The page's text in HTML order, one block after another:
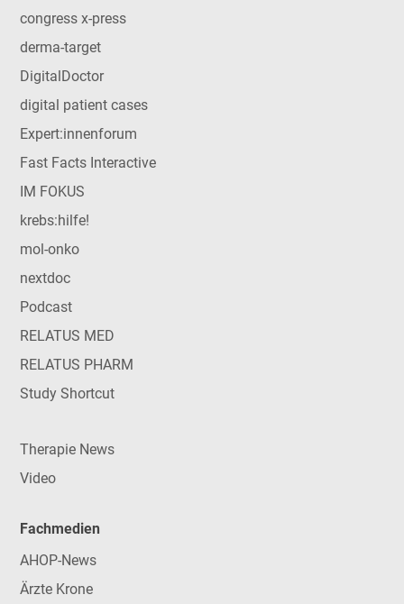
congress x-press
derma-target
DigitalDoctor
digital patient cases
Expert:innenforum
Fast Facts Interactive
IM FOKUS
krebs:hilfe!
mol-onko
nextdoc
Podcast
RELATUS MED
RELATUS PHARM
Study Shortcut
Therapie News
Video
Fachmedien
AHOP-News
Ärzte Krone